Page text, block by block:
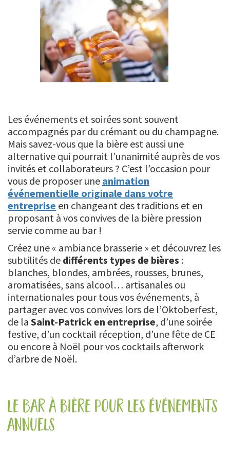
Les événements et soirées sont souvent
accompagnés par du crémant ou du champagne.
Mais savez-vous que la bière est aussi une
alternative qui pourrait l’unanimité auprès de vos
invités et collaborateurs ? C’est l’occasion pour
vous de proposer une animation
événementielle originale dans votre
entreprise en changeant des traditions et en
proposant à vos convives de la bière pression
servie comme au bar !
Créez une « ambiance brasserie » et découvrez les
subtilités de différents types de bières :
blanches, blondes, ambrées, rousses, brunes,
aromatisées, sans alcool… artisanales ou
internationales pour tous vos événements, à
partager avec vos convives lors de l’Oktoberfest,
de la Saint-Patrick en entreprise, d’une soirée
festive, d’un cocktail réception, d’une fête de CE
ou encore à Noël pour vos cocktails afterwork
d’arbre de Noël.
le bar à bière pour les événements
annuels